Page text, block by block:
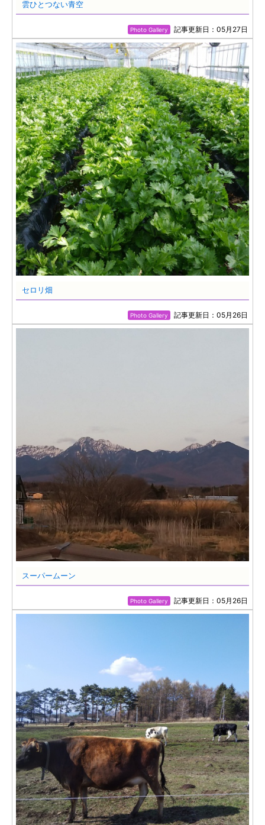
雲ひとつない青空
Photo Gallery 記事更新日：05月27日
セロリ畑
Photo Gallery 記事更新日：05月26日
スーパームーン
Photo Gallery 記事更新日：05月26日